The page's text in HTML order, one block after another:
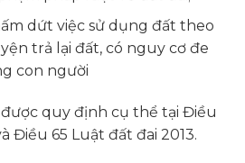
dứt việc sử dụng đất theo
trả lại đất, có nguy cơ đe
con người
quy định cụ thể tại Điều
Điều 65 Luật đất đai 2013.